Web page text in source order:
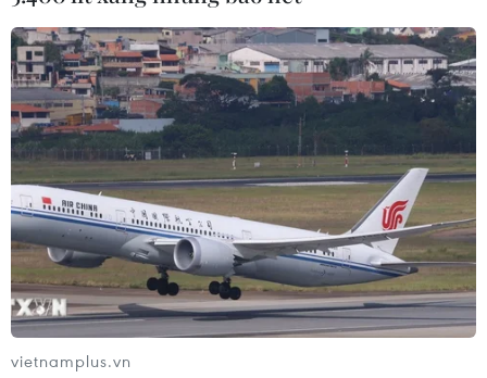
vietnamplus.vn